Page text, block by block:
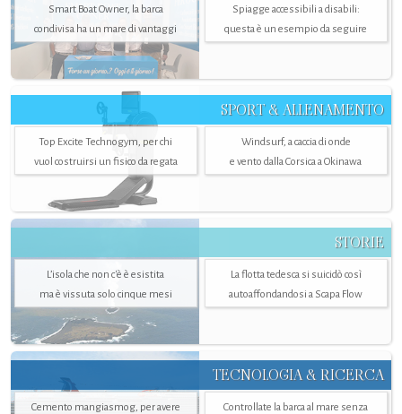
Smart Boat Owner, la barca
condivisa ha un mare di vantaggi
Spiagge accessibili a disabili:
questa è un esempio da seguire
SPORT & ALLENAMENTO
Top Excite Technogym, per chi
vuol costruirsi un fisico da regata
Windsurf, a caccia di onde
e vento dalla Corsica a Okinawa
STORIE
L’isola che non c'è è esistita
ma è vissuta solo cinque mesi
La flotta tedesca si suicidò così
autoaffondandosi a Scapa Flow
TECNOLOGIA & RICERCA
Cemento mangiasmog, per avere
Controllate la barca al mare senza